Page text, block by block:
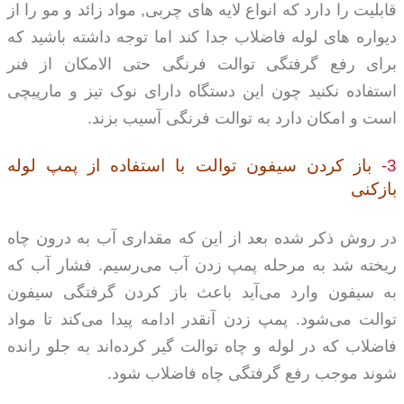
قابلیت را دارد که انواع لایه های چربی, مواد زائد و مو را از
دیواره های لوله فاضلاب جدا کند اما توجه داشته باشید که
برای رفع گرفتگی توالت فرنگی حتی الامکان از فنر
استفاده نکنید چون این دستگاه دارای نوک تیز و مارپیچی
است و امکان دارد به توالت فرنگی آسیب بزند.
3-
باز کردن سیفون توالت با استفاده از پمپ لوله
بازکنی
در روش ذکر شده بعد از این که مقداری آب به درون چاه
ریخته شد به مرحله پمپ زدن آب می‌رسیم. فشار آب که
به سیفون وارد می‌آید باعث باز کردن گرفتگی سیفون
توالت می‌شود. پمپ زدن آنقدر ادامه پیدا می‌کند تا مواد
فاضلاب که در لوله و چاه توالت گیر کرده‌اند به جلو رانده
شوند موجب رفع گرفتگی چاه فاضلاب شود.